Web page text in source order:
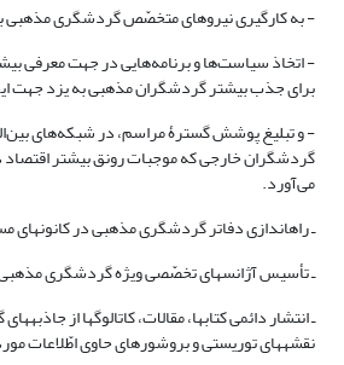
- به کارگیری نیروهای متخصّص گردشگری مذهبی
- اتخاذ سیاست‌ها و برنامه‌هایی در جهت معرفی
برای جذب بیشتر گردشگران مذهبی به یزد جهت
- و تبلیغ پوشش گسترۀ مراسم، در شبکه‌های
گردشگران خارجی که موجبات رونق بیشتر اقتصاد
می‌آورد.
ـ راه­اندازی دفاتر گردشگری مذهبی در کانون­های
ـ تأسیس آژانس­های تخصّصی ویژه گردشگری
ـ انتشار دائمی کتاب­ها، مقالات، کاتالوگ­ها از
نقشه­های توریستی و بروشورهای حاوی اطّلاعات